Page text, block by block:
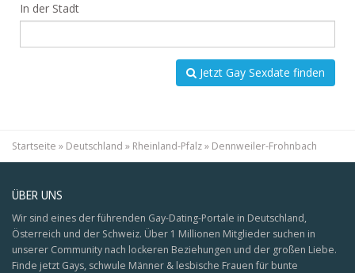
In der Stadt
Jetzt Gay Sexdate finden
Startseite » Deutschland » Rheinland-Pfalz» Dennweiler-Frohnbach
ÜBER UNS
Wir sind eines der führenden Gay-Dating-Portale in Deutschland,
Österreich und der Schweiz. Über 1 Millionen Mitglieder suchen in
unserer Community nach lockeren Beziehungen und der großen Liebe.
Finde jetzt Gays, schwule Männer & lesbische Frauen für bunte